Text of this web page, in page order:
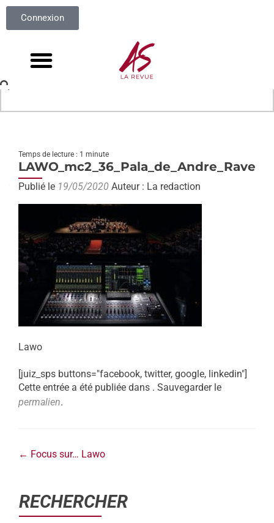
Connexion
Temps de lecture : 1 minute
Publié le 19/05/2020 Auteur : La redaction
Lawo
[juiz_sps buttons="facebook, twitter, google, linkedin"]
Cette entrée a été publiée dans . Sauvegarder le
permalien.
← Focus sur… Lawo
RECHERCHER